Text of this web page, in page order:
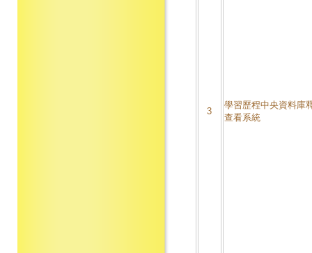
3
學習歷程中央資料庫
查看系統